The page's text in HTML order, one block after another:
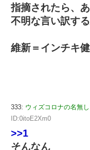
指摘されたら、
不明な言い訳す
維新＝インチキ
333: ウィズコロナの名無
ID:0itoE2Xm0
>>1
そんなん